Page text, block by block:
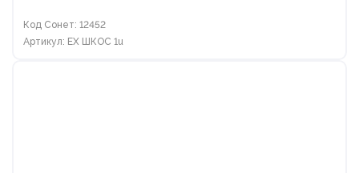
Код Сонет: 12452
Артикул: EX ШКОС 1u